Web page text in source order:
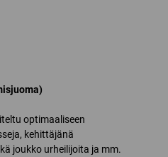
optimaaliseen
kehittäjänä
joukko urheilijoita ja mm.